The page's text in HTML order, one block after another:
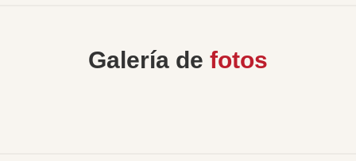
Galería de fotos